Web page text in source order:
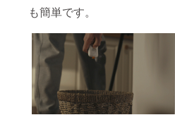
も簡単です。